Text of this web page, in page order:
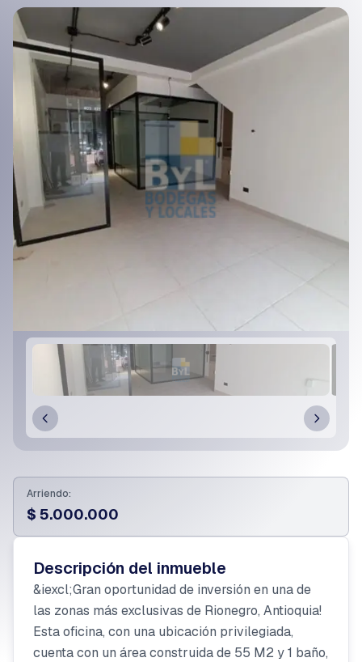
Arriendo:
$ 5.000.000
Descripción del inmueble
&iexcl;Gran oportunidad de inversión en una de
las zonas más exclusivas de Rionegro, Antioquia!
Esta oficina, con una ubicación privilegiada,
cuenta con un área construida de 55 M2 y 1 baño,